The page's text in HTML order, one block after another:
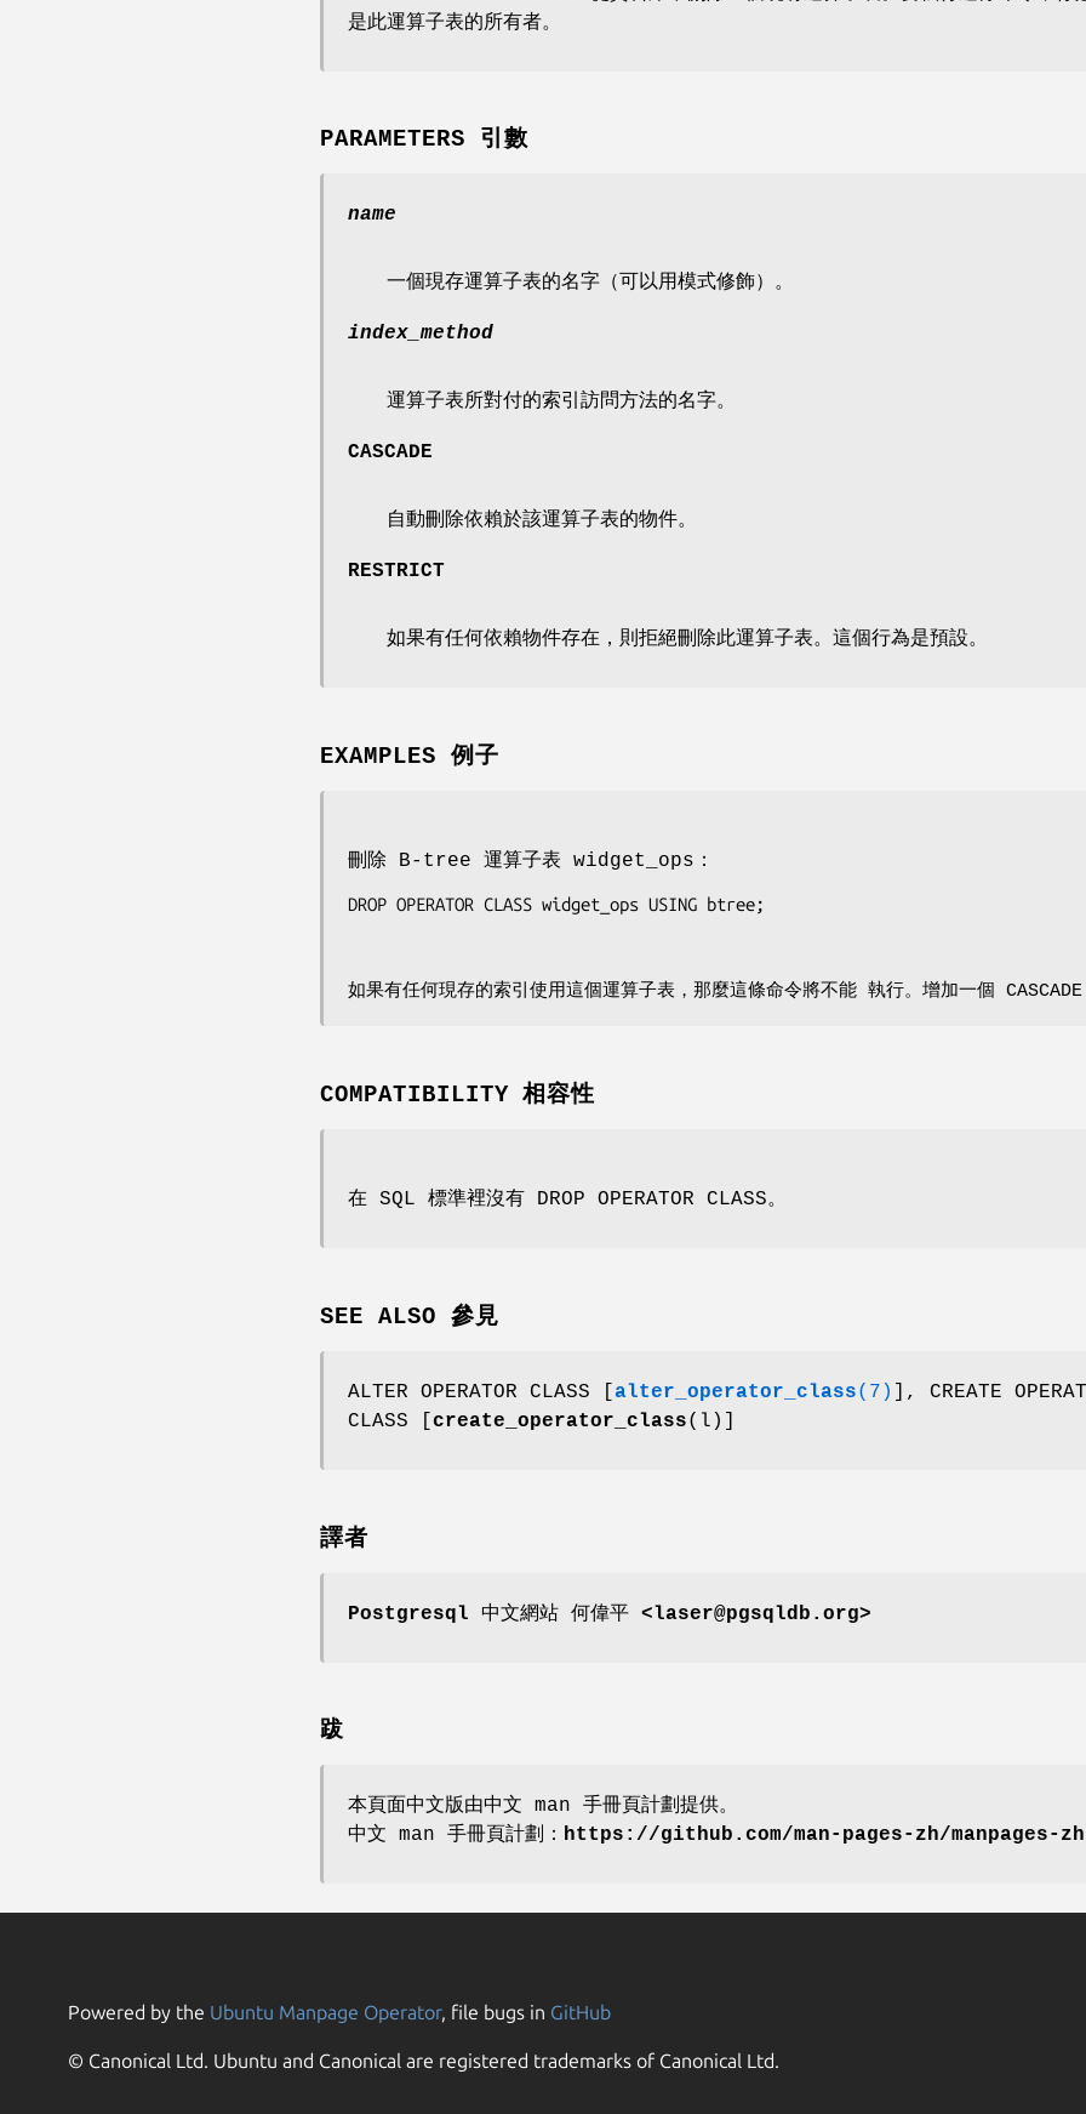
是此運算子表的所有者。
PARAMETERS 引數
name
一個現存運算子表的名字（可以用模式修飾）。
index_method
運算子表所對付的索引訪問方法的名字。
CASCADE
自動刪除依賴於該運算子表的物件。
RESTRICT
如果有任何依賴物件存在，則拒絕刪除此運算子表。這個行為是預設。
EXAMPLES 例子
刪除 B-tree 運算子表 widget_ops：
DROP OPERATOR CLASS widget_ops USING btree;
如果有任何現存的索引使用這個運算子表，那麼這條命令將不能 執行。增加一個
COMPATIBILITY 相容性
在 SQL 標準裡沒有 DROP OPERATOR CLASS。
SEE ALSO 參見
ALTER OPERATOR CLASS [ alter_operator_class(7)
], CREATE
CLASS [ create_operator_class(l)]
譯者
Postgresql 中文網站 何偉平 <laser@pgsqldb.org>
跋
本頁面中文版由中文 man 手冊頁計劃提供。
中文 man 手冊頁計劃： https://github.com/man-pages-zh/manpages-zh
Powered by the Ubuntu Manpage Operator, file bugs in GitHub
© Canonical Ltd. Ubuntu and Canonical are registered trademarks of Canonical Ltd.